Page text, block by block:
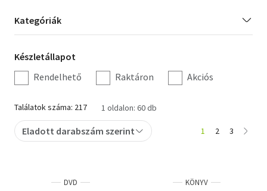
Kategória
szűrés
Kategóriák
Készletállapot
szűrés
Készletállapot
Rendelhető
Raktáron Akciós
Találatok száma: 217 1 oldalon: 60 db
Eladott darabszám szerint 1 2 3
DVD KÖNYV